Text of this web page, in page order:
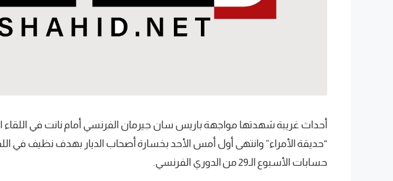
أحداث غريبة شهدتها مواجهة باريس سان جيرمان الفرنسي أمام نانت في
“حديقة الأمراء” وانتهى أول أمس الأحد بخسارة أصحاب الديار بهدف نظيف في
حسابات الأسبوع الـ29 من الدوري الفرنسي.